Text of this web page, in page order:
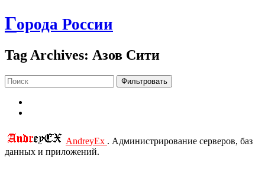
Города России
Tag Archives: Азов Сити
Фильтровать
AndreyEx . Администрирование серверов, баз
данных и приложений.